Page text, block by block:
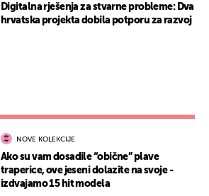
Digitalna rješenja za stvarne probleme: Dva
hrvatska projekta dobila potporu za razvoj
NOVE KOLEKCIJE
Ako su vam dosadile “obične” plave
traperice, ove jeseni dolazite na svoje -
izdvajamo 15 hit modela